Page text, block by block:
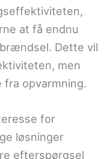
at få endnu
Dette vil
men
fra opvarmning.
for
løsninger
efterspørgsel